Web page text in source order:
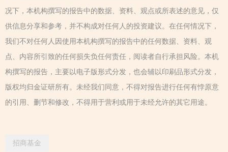
况下，本机构撰写的报告中的数据、资料、观点或所表述的意见，仅
供信息分享和参考，并不构成对任何人的投资建议。在任何情况下，
我们不对任何人因使用本机构撰写的报告中的任何数据、资料、观
点、内容所引致的任何损失负任何责任，阅读者自行承担风险。本机
构撰写的报告，主要以电子版形式分发，也会辅以印刷品形式分发，
版权均归金证研所有。未经我们同意，不得对报告进行任何有悖原意
的引用、删节和修改，不得用于营利或用于未经允许的其它用途。
招商基金